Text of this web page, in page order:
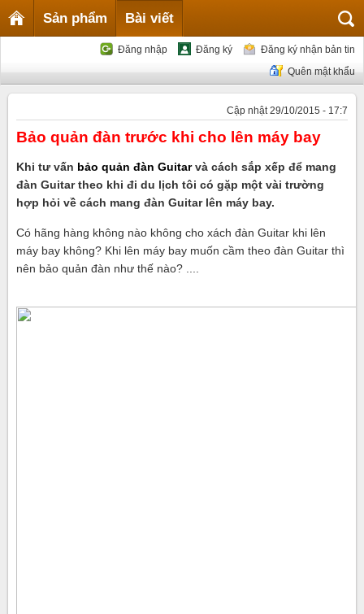
Sản phẩm Bài viết
Đăng nhập Đăng ký
Đăng ký nhận bản tin
Quên mật khẩu
Cập nhật 29/10/2015 - 17:7
Bảo quản đàn trước khi cho lên máy bay
Khi tư vấn bảo quản đàn Guitarvà cách sắp xếp để mang
đàn Guitar theo khi đi du lịch tôi có gặp một vài trường
hợp hỏi về cách mang đàn Guitar lên máy bay.
Có hãng hàng không nào không cho xách đàn Guitar khi lên
máy bay không? Khi lên máy bay muốn cầm theo đàn Guitar thì
nên bảo quản đàn như thế nào? ....